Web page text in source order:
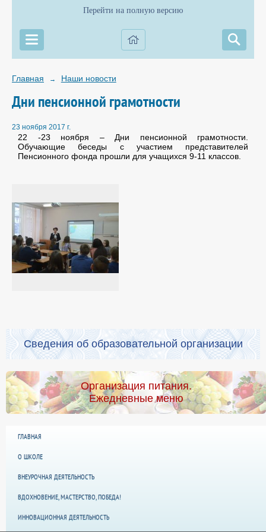
Перейти на полную версию
Главная → Наши новости
Дни пенсионной грамотности
23 ноября 2017 г.
22 -23 ноября – Дни пенсионной грамотности.
Обучающие беседы с участием представителей
Пенсионного фонда прошли для учащихся 9-11 классов.
Сведения об образовательной организации
Организация питания.
Ежедневные меню
ГЛАВНАЯ
О ШКОЛЕ
ВНЕУРОЧНАЯ ДЕЯТЕЛЬНОСТЬ
ВДОХНОВЕНИЕ, МАСТЕРСТВО, ПОБЕДА!
ИННОВАЦИОННАЯ ДЕЯТЕЛЬНОСТЬ